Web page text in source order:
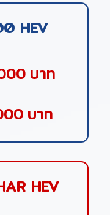
HEV
บาท
บาท
HEV